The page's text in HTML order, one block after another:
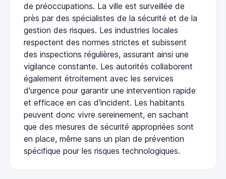
de préoccupations. La ville est surveillée de
près par des spécialistes de la sécurité et de la
gestion des risques. Les industries locales
respectent des normes strictes et subissent
des inspections régulières, assurant ainsi une
vigilance constante. Les autorités collaborent
également étroitement avec les services
d'urgence pour garantir une intervention rapide
et efficace en cas d'incident. Les habitants
peuvent donc vivre sereinement, en sachant
que des mesures de sécurité appropriées sont
en place, même sans un plan de prévention
spécifique pour les risques technologiques.